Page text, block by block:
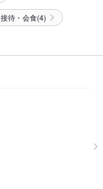
接待・会食(4)